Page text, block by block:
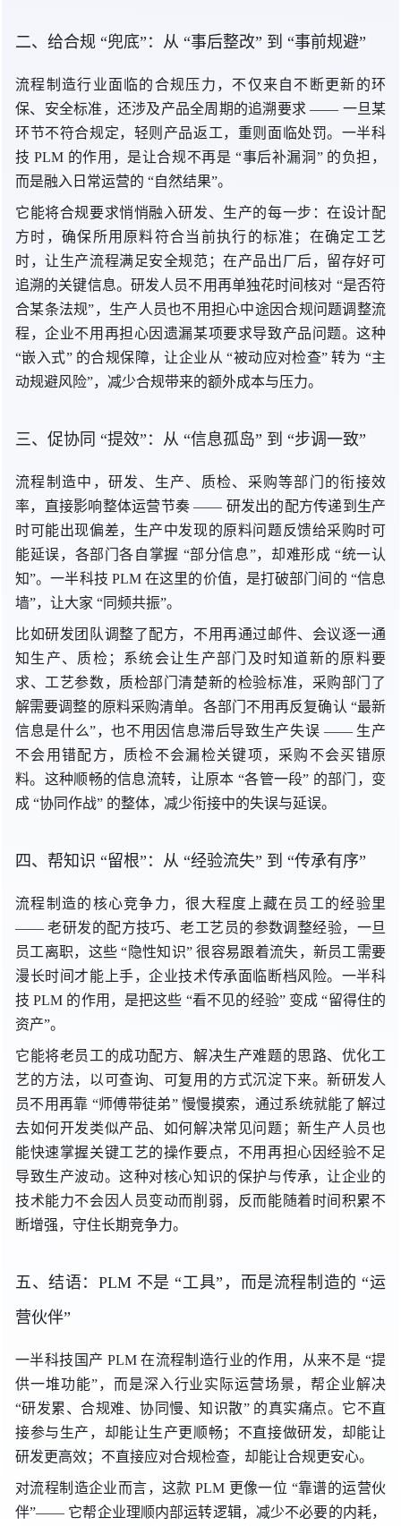
二、给合规 “兜底”： 从 “事后整改” 到 “事前规避”
流程制造行业面临的合规压力，不仅来自不断更新的环
保、安全标准，还涉及产品全周期的追溯要求 —— 一旦某
环节不符合规定，轻则产品返工，重则面临处罚。一半科
技 PLM 的作用，是让合规不再是 “事后补漏洞 ” 的负担，
而是融入日常运营的 “自然结果”。
它能将合规要求悄悄融入研发、生产的每一步：在设计配
方时，确保所用原料符合当前执行的标准；在确定工艺
时，让生产流程满足安全规范；在产品出厂后，留存好可
追溯的关键信息。研发人员不用再单独花时间核对 “是否符
合某条法规”，生产人员也不用担心中途因合规问题调整流
程，企业不用再担心因遗漏某项要求导致产品问题。这种
“嵌入式” 的合规保障，让企业 从 “被动应对检查” 转为 “主
动规避风险”，减少合规带来的额外成本与压力。
三、促协同 “提效”： 从 “信息孤岛” 到 “步调一致”
流程制造中，研发、生产、质检、采购等部门的衔接效
率，直接影响整体运营节奏 —— 研发出的配方传递到生产
时可能出现偏差，生产中发现的原料问题反馈给采购时可
能延误，各部门各自 掌握 “部分信息”，却难形成 “统一认
知”。一半科技 PLM 在这里的价值，是打破部门间 的 “信息
墙”，让大家 “同频共振”。
比如研发团队调整了配方，不用再通过邮件、会议逐一通
知生产、质检；系统会让生产部门及时知道新的原料要
求、工艺参数，质检部门清楚新的检验标准，采购部门了
解需要调整的原料采购清单。各部门不用再反复确认 “最新
信息是什么”，也不用因信息滞后导致生产失误 —— 生产
不会用错配方，质检不会漏检关键项，采购不会买错原
料。这种顺畅的信息流转，让原本 “各管一段” 的部门， 变
成 “协同作战” 的整体，减少衔接中的失误与延误。
四、帮知识 “留根”： 从 “经验流失” 到 “传承有序”
流程制造的核心竞争力，很大程度上藏在员工的经验里
—— 老研发的配方技巧、老工艺员的参数调整经验，一旦
员工离职， 这些 “ 隐性知识” 很容易跟着流失，新员工需要
漫长时间才能上手，企业技术传承面临断档风险。一半科
技 PLM 的作用，是把这些 “看不见的经验” 变成 “留得住的
资产”。
它能将老员工的成功配方、解决生产难题的思路、优化工
艺的方法，以可查询、可复用的方式沉淀下来。新研发人
员不用再靠 “师傅带徒弟” 慢慢摸索，通过系统就能了解过
去如何开发类似产品、如何解决常见问题；新生产人员也
能快速掌握关键工艺的操作要点，不用再担心因经验不足
导致生产波动。这种对核心知识的保护与传承，让企业的
技术能力不会因人员变动而削弱，反而能随着时间积累不
断增强，守住长期竞争力。
五、结语：PLM 不是 “工具”，而是流程制造的 “运
营伙伴”
一半科技国产 PLM 在流程制造行业的作用，从来不是 “提
供一堆功能”，而是深入行业实际运营场景，帮企业解决
“研发累、合规难、协同慢、知识散” 的真实痛点。它不直
接参与生产，却能让生产更顺畅；不直接做研发，却能让
研发更高效；不直接应对合规检查，却能让合规更安心。
对流程制造企业而言，这款 PLM 更像一位 “靠谱的运营伙
伴”—— 它帮企业理顺内部运转逻辑，减少不必要的内耗，